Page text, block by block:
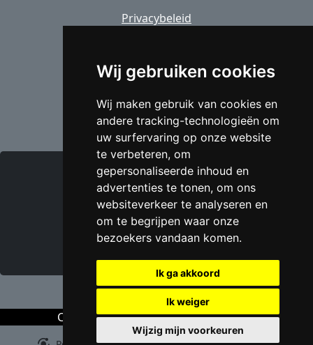
Wij gebruiken cookies
Wij maken gebruik van cookies en
andere tracking-technologieën om
uw surfervaring op onze website
te verbeteren, om
gepersonaliseerde inhoud en
advertenties te tonen, om ons
websiteverkeer te analyseren en
om te begrijpen waar onze
bezoekers vandaan komen.
Ik ga akkoord
Ik weiger
Wijzig mijn voorkeuren
Privacybeleid
Copyright images
MET BETREKKING TOT
Wie zijn we ?
Chat met een professional
Copyright © 2026TIN CONSTRUCT.